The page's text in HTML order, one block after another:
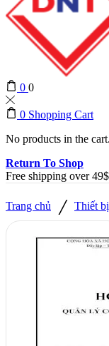
0 0
0 Shopping Cart
No products in the cart.
Return To Shop
Free shipping over 49$
Trang chủ / Thiết